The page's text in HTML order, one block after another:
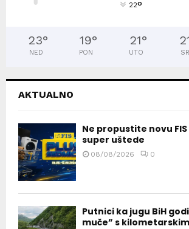
22°
23°
NED
19°
PON
21°
UTO
AKTUALNO
Ne propustite novu
super uštede
08/08/2026 0
Putnici ka jugu BiH
muče” s